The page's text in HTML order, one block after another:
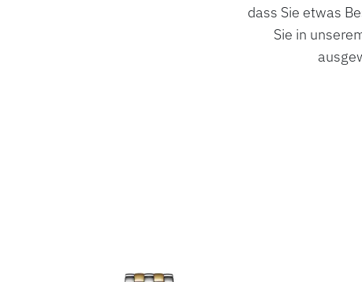
dass Sie etwas
Sie in